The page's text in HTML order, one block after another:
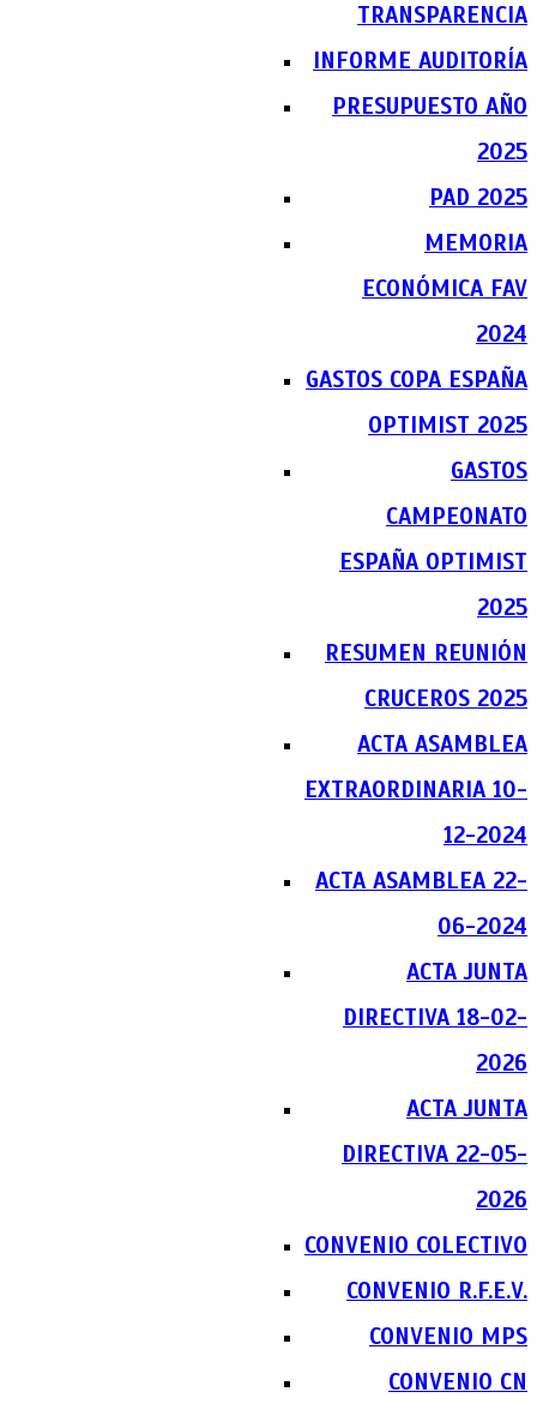
TRANSPARENCIA
INFORME AUDITORÍA
PRESUPUESTO AÑO
2025
PAD 2025
MEMORIA
ECONÓMICA FAV
2024
GASTOS COPA ESPAÑA
OPTIMIST 2025
GASTOS
CAMPEONATO
ESPAÑA OPTIMIST
2025
RESUMEN REUNIÓN
CRUCEROS 2025
ACTA ASAMBLEA
EXTRAORDINARIA 10-
12-2024
ACTA ASAMBLEA 22-
06-2024
ACTA JUNTA
DIRECTIVA 18-02-
2026
ACTA JUNTA
DIRECTIVA 22-05-
2026
CONVENIO COLECTIVO
CONVENIO R.F.E.V.
CONVENIO MPS
CONVENIO CN